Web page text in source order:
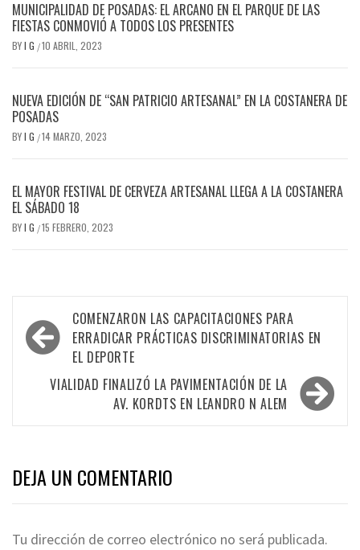
MUNICIPALIDAD DE POSADAS: EL ARCANO EN EL PARQUE DE LAS
FIESTAS CONMOVIÓ A TODOS LOS PRESENTES
BYI G /10 ABRIL, 2023
NUEVA EDICIÓN DE “SAN PATRICIO ARTESANAL” EN LA COSTANERA DE
POSADAS
BYI G /14 MARZO, 2023
EL MAYOR FESTIVAL DE CERVEZA ARTESANAL LLEGA A LA COSTANERA
EL SÁBADO 18
BYI G /15 FEBRERO, 2023
Navegación
de
entradas
COMENZARON LAS CAPACITACIONES PARA
ERRADICAR PRÁCTICAS DISCRIMINATORIAS EN
EL DEPORTE
VIALIDAD FINALIZÓ LA PAVIMENTACIÓN DE LA
AV. KORDTS EN LEANDRO N ALEM
DEJA UN COMENTARIO
Tu dirección de correo electrónico no será publicada.